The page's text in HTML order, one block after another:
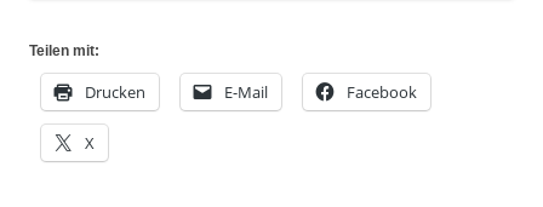
Teilen mit:
Drucken E-Mail Facebook
X